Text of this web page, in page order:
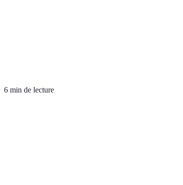
6 min de lecture